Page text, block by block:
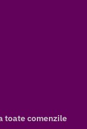
toate comenzile